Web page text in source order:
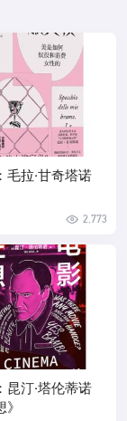
毛拉·甘奇塔诺
2,773
昆汀·塔伦蒂诺